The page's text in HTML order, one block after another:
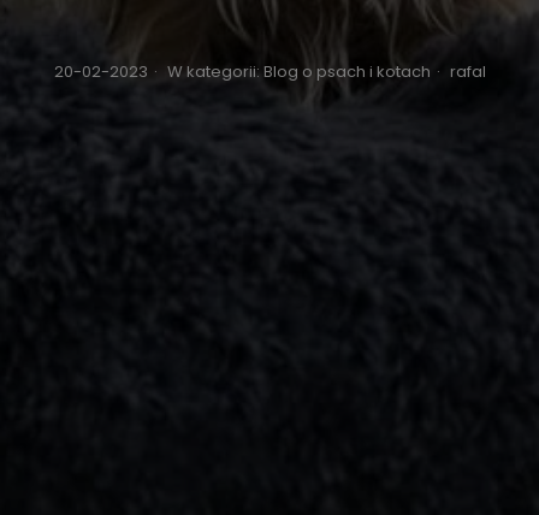
20-02-2023 · W kategorii: Blog o psach i kotach · rafal